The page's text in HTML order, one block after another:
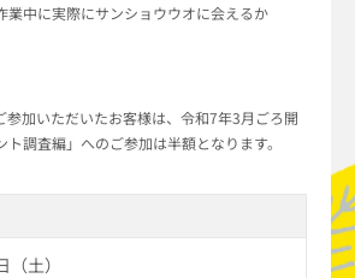
業中に実際にサンショウウオに会えるか
加いただいたお客様は、令和7年3月ごろ開
調査編」へのご参加は半額となります。
土）